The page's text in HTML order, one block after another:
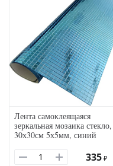
Лента самоклеящаяся
зеркальная мозаика стекло,
30х30см 5х5мм, синий
335 ₽